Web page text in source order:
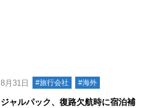
8月31日 #旅行会社 #海外
ジャルパック、復路欠航時に宿泊補